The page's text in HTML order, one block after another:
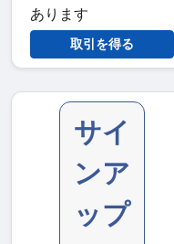
あります
取引を得る
サイ
ンア
ップ